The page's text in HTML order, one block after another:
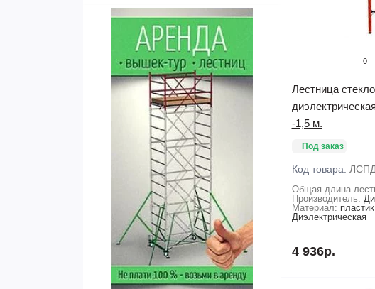
0
Лестница
-1,5 м.
Под заказ
Код товара:
Общая длина
Производитель:
Материал: пластик
Диэлектрическая
4 936р.